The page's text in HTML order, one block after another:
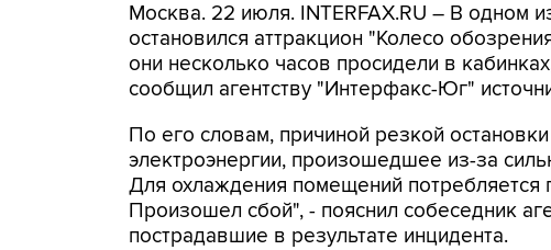
Москва. 22 июля. INTERFAX.RU – В одном
остановился аттракцион "Колесо
они несколько часов просидели в
сообщил агентству "Интерфакс-Юг"
По его словам, причиной резкой
электроэнергии, произошедшее из-за
Для охлаждения помещений потребляется
Произошел сбой", - пояснил собеседник
пострадавшие в результате инцидента.